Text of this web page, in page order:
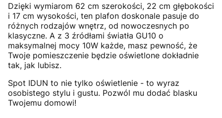
Dzięki wymiarom 62 cm szerokości, 22 cm głębokości
i 17 cm wysokości, ten plafon doskonale pasuje do
różnych rodzajów wnętrz, od nowoczesnych po
klasyczne. A z 3 źródłami światła GU10 o
maksymalnej mocy 10W każde, masz pewność, że
Twoje pomieszczenie będzie oświetlone dokładnie
tak, jak lubisz.
Spot IDUN to nie tylko oświetlenie - to wyraz
osobistego stylu i gustu. Pozwól mu dodać blasku
Twojemu domowi!